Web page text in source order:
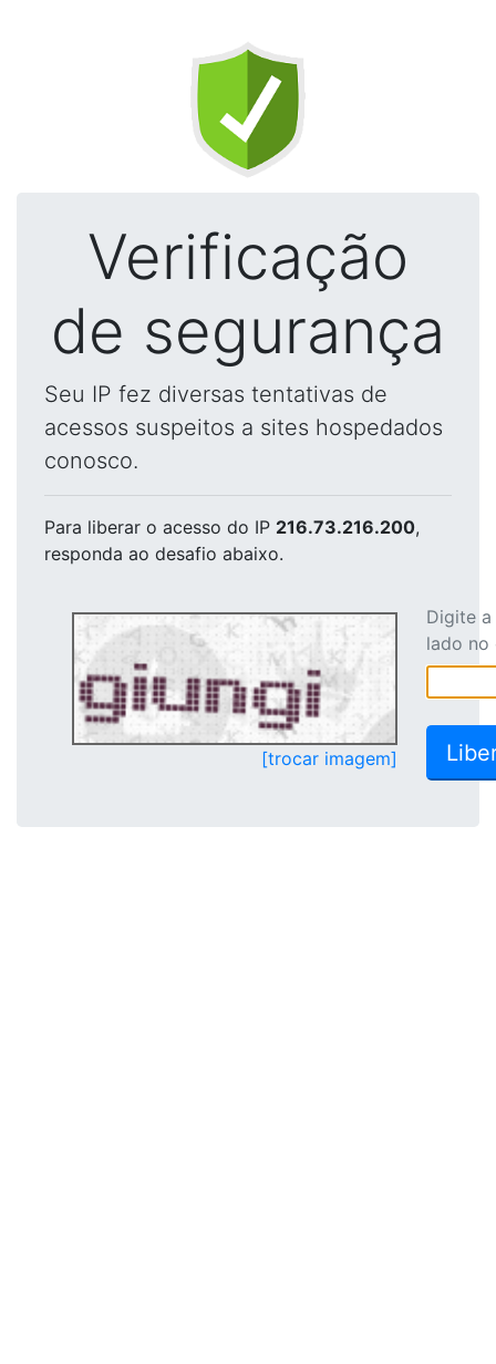
Verificação
de segurança
Seu IP fez diversas tentativas de
acessos suspeitos a sites hospedados
conosco.
Para liberar o acesso do IP 216.73.216.200,
responda ao desafio abaixo.
[trocar imagem]
Digite
lado no